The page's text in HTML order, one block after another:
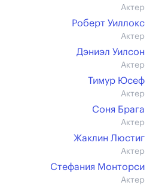
Актер
Роберт Уиллокс
Актер
Дэниэл Уилсон
Актер
Тимур Юсеф
Актер
Соня Брага
Актер
Жаклин Люстиг
Актер
Стефания Монторси
Актер